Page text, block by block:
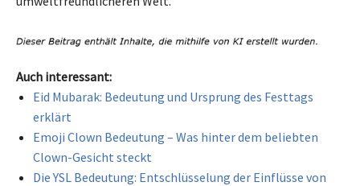
Auch interessant:
Eid Mubarak: Bedeutung und Ursprung des Festtags
erklärt
Emoji Clown Bedeutung – Was hinter dem beliebten
Clown-Gesicht steckt
Die YSL Bedeutung: Entschlüsselung der Einflüsse von